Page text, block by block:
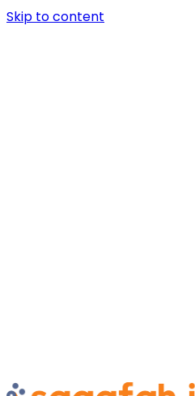
Skip to content